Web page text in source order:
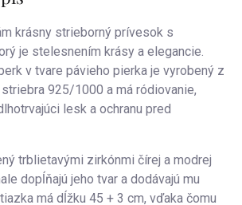
krásny strieborný prívesok s
je stelesnením krásy a elegancie.
v tvare pávieho pierka je vyrobený z
925/1000 a má ródiovanie,
lesk a ochranu pred
trblietavými zirkónmi čírej a modrej
dopĺňajú jeho tvar a dodávajú mu
má dĺžku 45 + 3 cm, vďaka čomu